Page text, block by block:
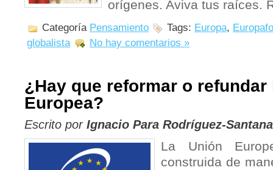
orígenes. Aviva tus raíces.
Categoría Pensamiento Tags: Europa,
globalista
No hay comentarios »
¿Hay que reformar o refundar
Europea?
Escrito por Ignacio Para Rodríguez-Santana
La Unión
construida de